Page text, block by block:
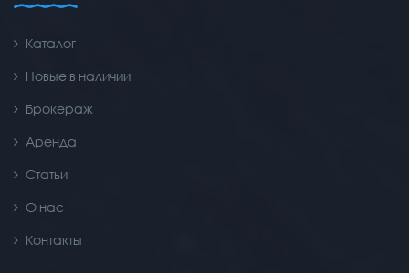
Каталог
Новые в наличии
Брокераж
Аренда
Статьи
О нас
Контакты